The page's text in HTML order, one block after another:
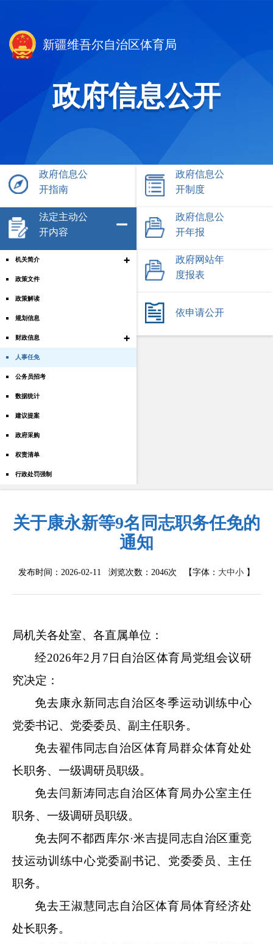
新疆维吾尔自治区体育局
政府信息公开
政府信息公
开指南
政府信息公
开制度
法定主动公
开内容
机关简介 +
政策文件
政策解读
规划信息
财政信息 +
人事任免
公务员招考
数据统计
建议提案
政府采购
权责清单
行政处罚强制
政府信息公
开年报
政府网站年
度报表
依申请公开
关于康永新等9名同志职务任免的
通知
发布时间：2026-02-11 浏览次数： 2046次 【字体： 大中小 】
局机关各处室、各直属单位：
经2026年2 月 7 日 自治区体育局党组会议研
究决定：
免去康永新同志自治区冬季运动训练中心
党委书记、 党委委员、 副主任职务。
免去翟伟同志自治区体育局群众体育处处
长职务、一级调研员职级。
免去闫新涛同志自治区体育局办公室主任
职务、一级调研员职级。
免去阿不都西库尔·米吉提同志自治区重竞
技运动训练中心党委副书记、 党委委员、 主任
职务。
免去王淑慧同志自治区体育局体育经济处
处长职务。